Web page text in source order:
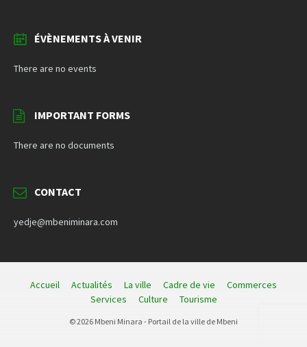
ÉVÈNEMENTS À VENIR
There are no events
IMPORTANT FORMS
There are no documents
CONTACT
yedje@mbeniminara.com
Accueil Actualités La ville Cadre de vie
Commerces
Services
Culture Tourisme
© 2026 Mbeni Minara - Portail de la ville de Mbeni